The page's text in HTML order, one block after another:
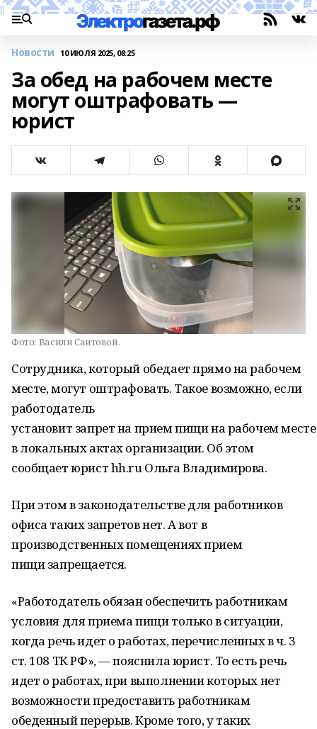
Новости 10 ИЮЛЯ 2025, 08:25
За обед на рабочем месте
могут оштрафовать —
юрист
Фото: Васили Саитовой.
Сотрудника, который обедает прямо на рабочем
месте, могут оштрафовать. Такое возможно, если
работодатель
установит запрет на прием пищи на рабочем месте
в локальных актах организации. Об этом
сообщает юрист hh.ru Ольга Владимирова.
При этом в законодательстве для работников
офиса таких запретов нет. А вот в
производственных помещениях прием
пищи запрещается.
«Работодатель обязан обеспечить работникам
условия для приема пищи только в ситуации,
когда речь идет о работах, перечисленных в ч. 3
ст. 108 ТК РФ», — пояснила юрист. То есть речь
идет о работах, при выполнении которых нет
возможности предоставить работникам
обеденный перерыв. Кроме того, у таких